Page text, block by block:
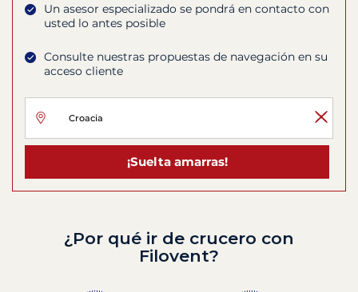
Un asesor especializado se pondrá en contacto con
usted lo antes posible
Consulte nuestras propuestas de navegación en su
acceso cliente
¡Suelta amarras!
¿Por qué ir de crucero con
Filovent?